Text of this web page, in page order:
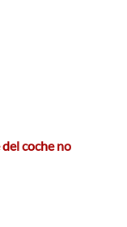
coche no